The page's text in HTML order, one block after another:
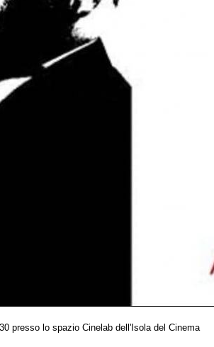
presso lo spazio Cinelab dell'Isola del Cinema